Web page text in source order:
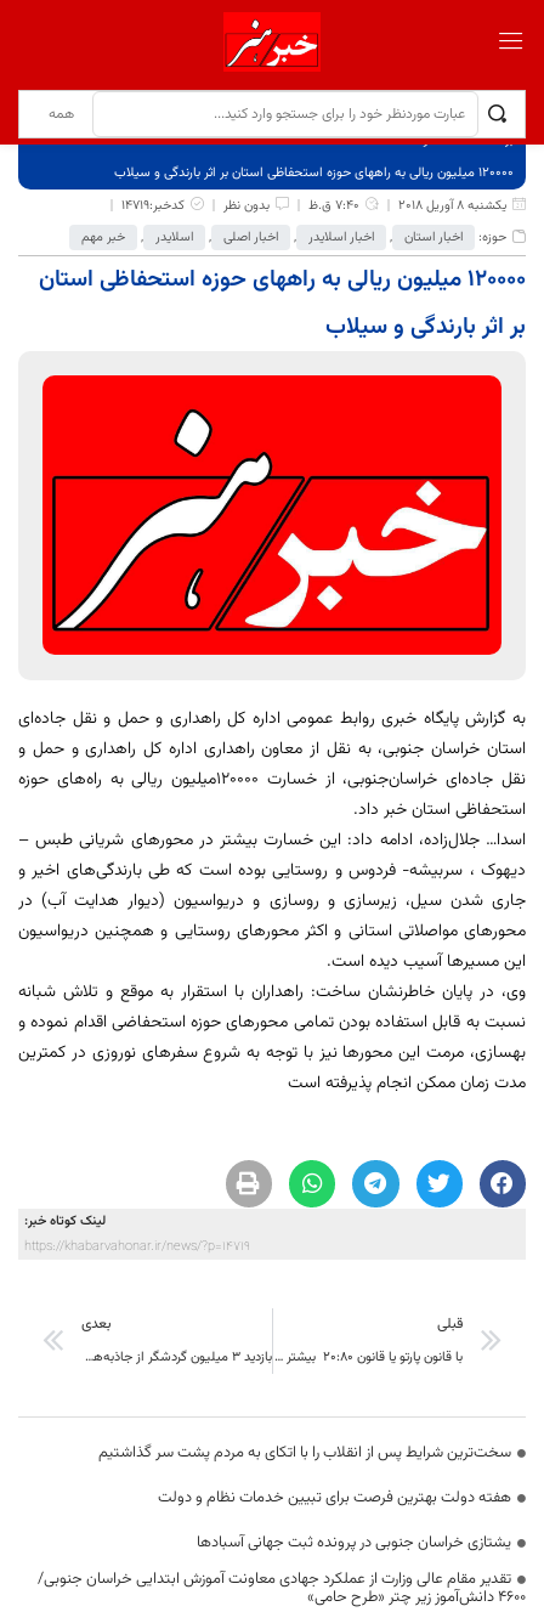
برگ نخست
نوشته‌ها
120000 میلیون ریالی به راههای حوزه استحفاظی استان بر اثر بارندگی و سیلاب
یکشنبه 8 آوریل 2018
7:40 ق.ظ بدون نظر
کدخبر:14719
حوزه:
اخبار استان , اخبار اسلایدر , اخبار اصلی , اسلایدر , خبر مهم
120000 میلیون ریالی به راههای حوزه استحفاظی استان
بر اثر بارندگی و سیلاب
به گزارش پایگاه خبری روابط عمومی اداره کل راهداری و حمل و نقل جاده‌ای
استان خراسان جنوبی، به نقل از معاون راهداری اداره کل راهداری و حمل و
نقل جاده‌ای خراسان‌جنوبی، از خسارت 120000میلیون ریالی به راه‌های حوزه
استحفاظی استان خبر داد.
اسدا… جلال‌زاده، ادامه داد: این خسارت بیشتر در محورهای شریانی طبس –
دیهوک ، سربیشه- فردوس و روستایی بوده است که طی بارندگی‌های اخیر و
جاری شدن سیل، زیرسازی و روسازی و دریواسیون (دیوار هدایت آب) در
محورهای مواصلاتی استانی و اکثر محورهای روستایی و همچنین دریواسیون
این مسیرها آسیب دیده است.
وی، در پایان خاطرنشان ساخت: راهداران با استقرار به موقع و تلاش شبانه
نسبت به قابل استفاده بودن تمامی محورهای حوزه استحفاضی اقدام نموده و
بهسازی، مرمت این محورها نیز با توجه به شروع سفرهای نوروزی در کمترین
مدت زمان ممکن انجام پذیرفته است
لینک کوتاه خبر:
https://khabarvahonar.ir/news/?p=14719
قبلی
با قانون پارتو یا قانون 20:80 بیشتر آشنا شوید
بعدی
بازدید ۳ میلیون گردشگر از جاذبه‌های خراسان‌جنوبی
سخت‌ترین شرایط پس از انقلاب را با اتکای به مردم پشت سر گذاشتیم
هفته دولت بهترین فرصت برای تبیین خدمات نظام و دولت
یشتازی خراسان جنوبی در پرونده ثبت جهانی آسبادها
تقدیر مقام عالی وزارت از عملکرد جهادی معاونت آموزش ابتدایی خراسان جنوبی/
۴۶۰۰ دانش‌آموز زیر چتر «طرح حامی»